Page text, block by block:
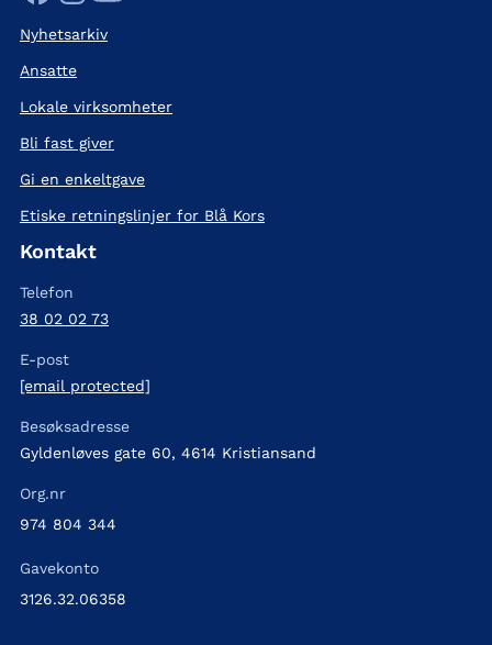
Nyhetsarkiv
Ansatte
Lokale virksomheter
Bli fast giver
Gi en enkeltgave
Etiske retningslinjer for Blå Kors
Kontakt
Telefon
38 02 02 73
E-post
[email protected]
Besøksadresse
Gyldenløves gate 60, 4614 Kristiansand
Org.nr
974 804 344
Gavekonto
3126.32.06358